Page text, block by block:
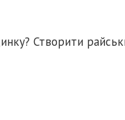
Створити